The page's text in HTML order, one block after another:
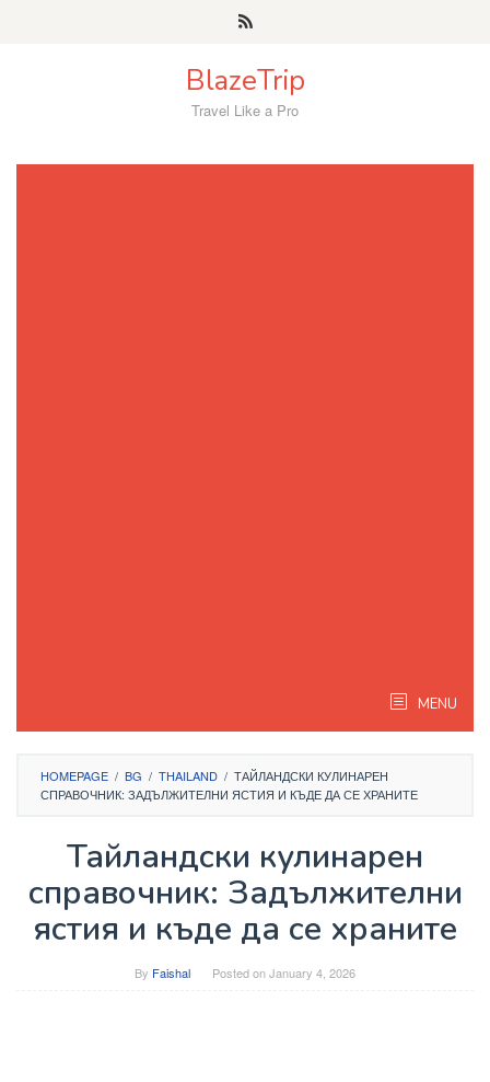
BlazeTrip
Travel Like a Pro
MENU
HOMEPAGE / BG / THAILAND / ТАЙЛАНДСКИ КУЛИНАРЕН
СПРАВОЧНИК: ЗАДЪЛЖИТЕЛНИ ЯСТИЯ И КЪДЕ ДА СЕ ХРАНИТЕ
Тайландски кулинарен
справочник: Задължителни
ястия и къде да се храните
By Faishal Posted onJanuary 4, 2026